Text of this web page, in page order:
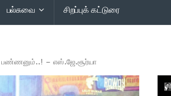
பல்சுவை சிறப்புக் கட்டுரை
– எஸ்.ஜே.சூர்யா